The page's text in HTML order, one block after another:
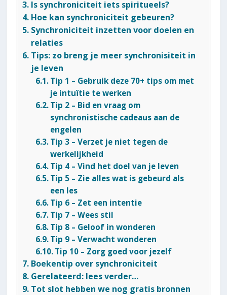
Is synchroniciteit iets spiritueels?
Hoe kan synchroniciteit gebeuren?
Synchroniciteit inzetten voor doelen en
relaties
Tips: zo breng je meer synchronisiteit in
je leven
Tip 1 – Gebruik deze 70+ tips om met
je intuïtie te werken
Tip 2 – Bid en vraag om
synchronistische cadeaus aan de
engelen
Tip 3 – Verzet je niet tegen de
werkelijkheid
Tip 4 – Vind het doel van je leven
Tip 5 – Zie alles wat is gebeurd als
een les
Tip 6 – Zet een intentie
Tip 7 – Wees stil
Tip 8 – Geloof in wonderen
Tip 9 – Verwacht wonderen
Tip 10 – Zorg goed voor jezelf
Boekentip over synchroniciteit
Gerelateerd: lees verder…
Tot slot hebben we nog gratis bronnen